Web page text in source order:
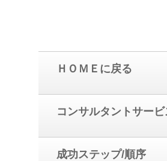
ＨＯＭＥに戻る
コンサルタントサー
成功ステップ/順序